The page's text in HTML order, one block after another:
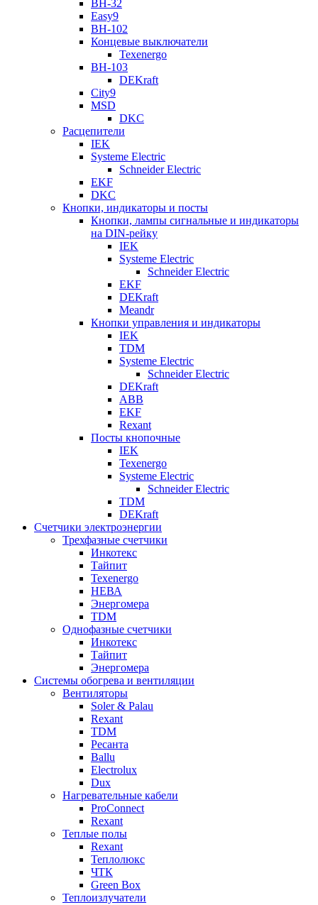
ВН-32
Easy9
ВН-102
Концевые выключатели
Texenergo
ВН-103
DEKraft
City9
MSD
DKC
Расцепители
IEK
Systeme Electric
Schneider Electric
EKF
DKC
Кнопки, индикаторы и посты
Кнопки, лампы сигнальные и индикаторы
на DIN-рейку
IEK
Systeme Electric
Schneider Electric
EKF
DEKraft
Meandr
Кнопки управления и индикаторы
IEK
TDM
Systeme Electric
Schneider Electric
DEKraft
ABB
EKF
Rexant
Посты кнопочные
IEK
Texenergo
Systeme Electric
Schneider Electric
TDM
DEKraft
Счетчики электроэнергии
Трехфазные счетчики
Инкотекс
Тайпит
Texenergo
НЕВА
Энергомера
TDM
Однофазные счетчики
Инкотекс
Тайпит
Энергомера
Системы обогрева и вентиляции
Вентиляторы
Soler & Palau
Rexant
TDM
Ресанта
Ballu
Electrolux
Dux
Нагревательные кабели
ProConnect
Rexant
Теплые полы
Rexant
Теплолюкс
ЧТК
Green Box
Теплоизлучатели